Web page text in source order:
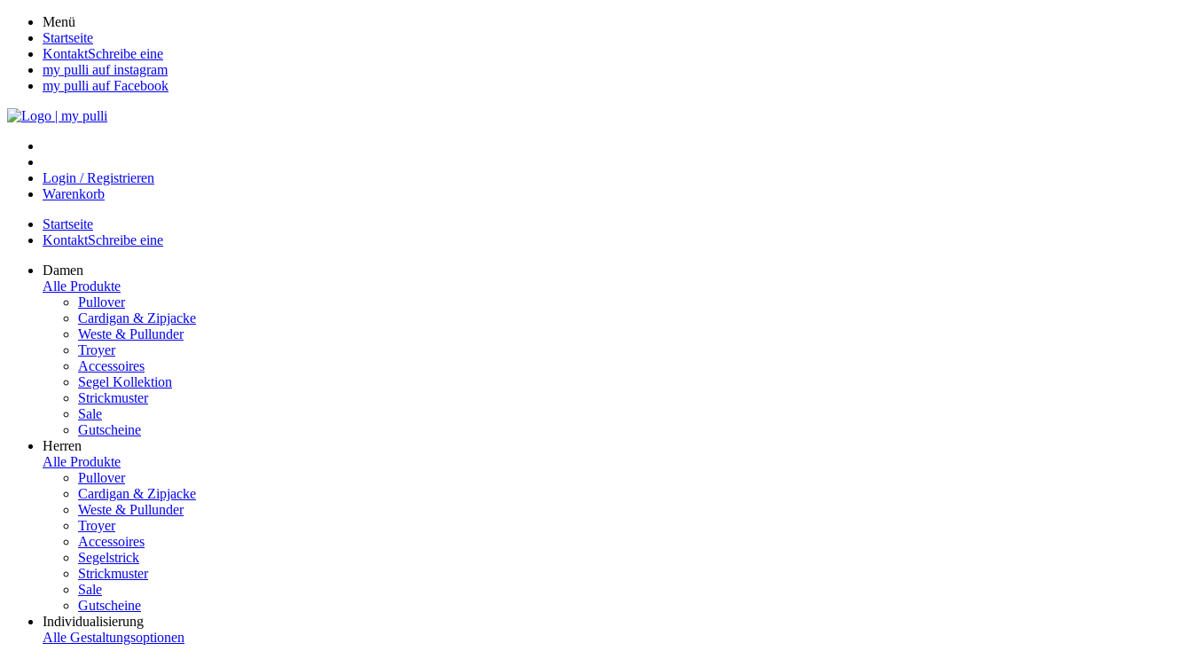
Direkt
zum
Inhalt
wechseln
Menü
Startseite
KontaktSchreibe eine
my pulli auf instagram
my pulli auf Facebook
Login / Registrieren
Warenkorb
Startseite
KontaktSchreibe eine
Damen
Alle Produkte
Pullover
Cardigan & Zipjacke
Weste & Pullunder
Troyer
Accessoires
Segel Kollektion
Strickmuster
Sale
Gutscheine
Herren
Alle Produkte
Pullover
Cardigan & Zipjacke
Weste & Pullunder
Troyer
Accessoires
Segelstrick
Strickmuster
Sale
Gutscheine
Individualisierung
Alle Gestaltungsoptionen